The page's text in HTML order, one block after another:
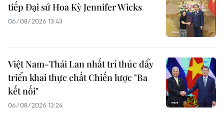
tiếp Đại sứ Hoa Kỳ Jennifer Wicks
06/08/2026 13:43
Việt Nam-Thái Lan nhất trí thúc đẩy
triển khai thực chất Chiến lược "Ba
kết nối"
06/08/2026 13:24